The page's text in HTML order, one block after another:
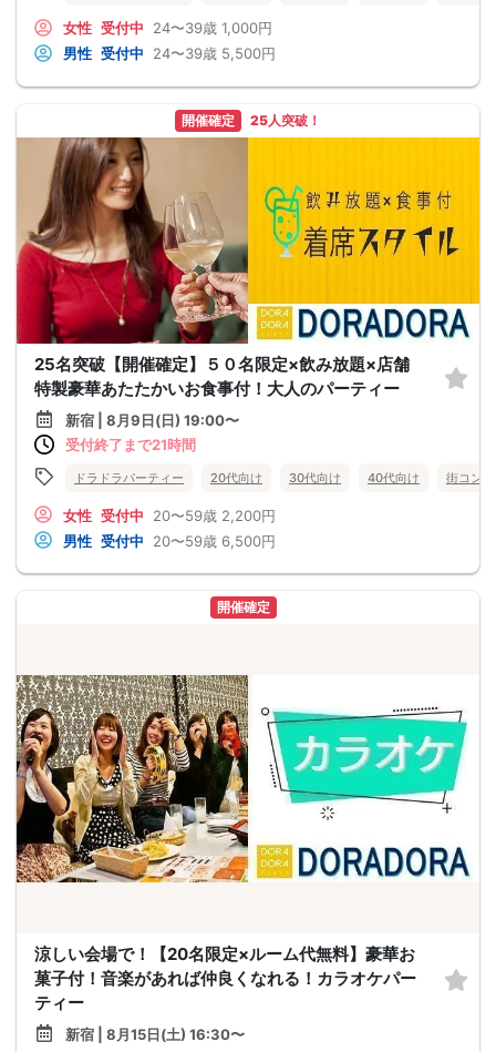
女性 受付中 24〜39歳 1,000円
男性 受付中 24〜39歳 5,500円
開催確定 25人突破！
25名突破【開催確定】５０名限定×飲み放題×店舗
特製豪華あたたかいお食事付！大人のパーティー
新宿 | 8月9日(日) 19:00〜
受付終了まで21時間
ドラドラパーティー 20代向け 30代向け 40代向け 街コン
女性 受付中 20〜59歳 2,200円
男性 受付中 20〜59歳 6,500円
開催確定
涼しい会場で！【20名限定×ルーム代無料】豪華お
菓子付！音楽があれば仲良くなれる！カラオケパー
ティー
新宿 | 8月15日(土) 16:30〜